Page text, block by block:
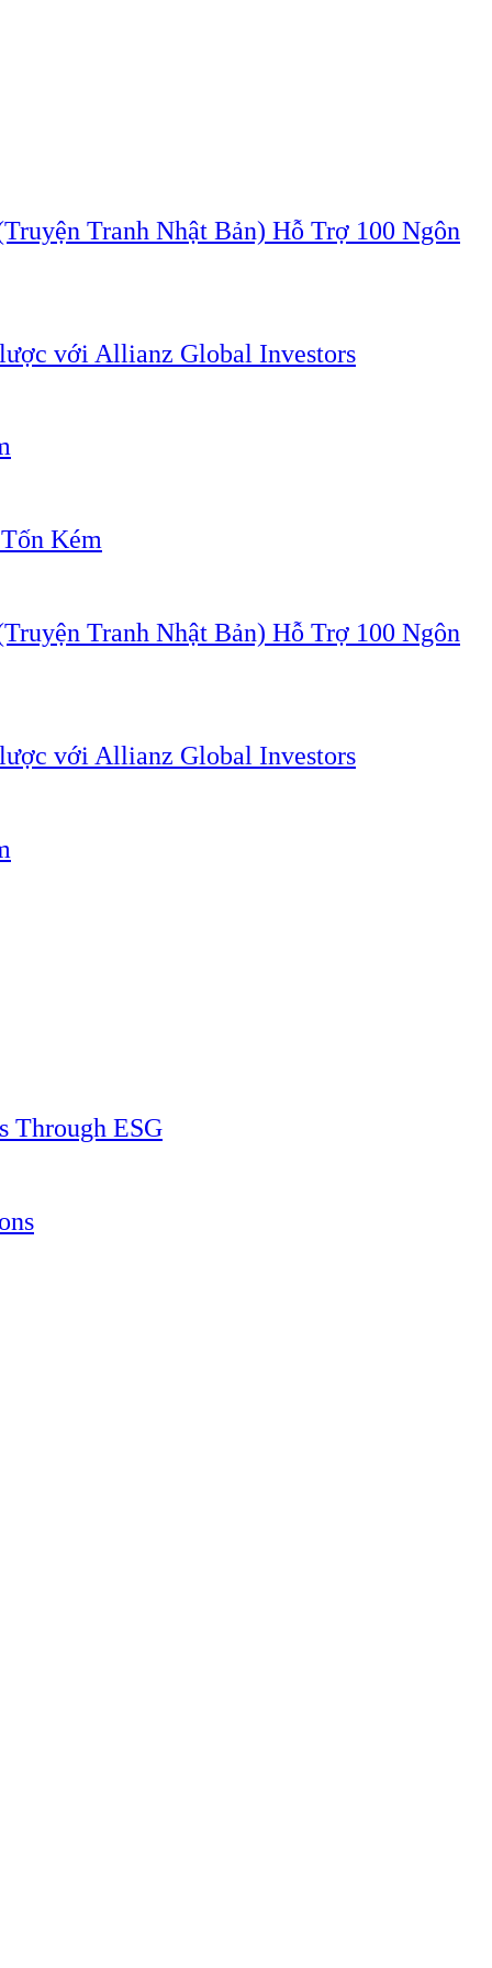
Tranh Nhật Bản) Hỗ Trợ 100 Ngôn
với Allianz Global Investors
Kém
Tranh Nhật Bản) Hỗ Trợ 100 Ngôn
với Allianz Global Investors
Through ESG